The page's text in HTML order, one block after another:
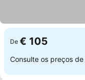
De € 105
Consulte os preços de